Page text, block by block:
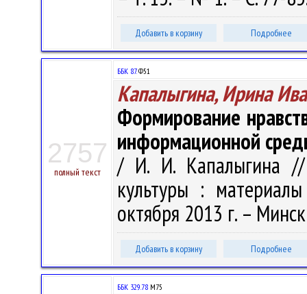
Добавить в корзину Подробнее
2757
полный текст
ББК 87.Ф51
Капалыгина, Ирина
Формирование
информационной
/ И. И. Капалыгина //
культуры :
октября 2013 г. –
Добавить в корзину Подробнее
ББК 329.78 М75